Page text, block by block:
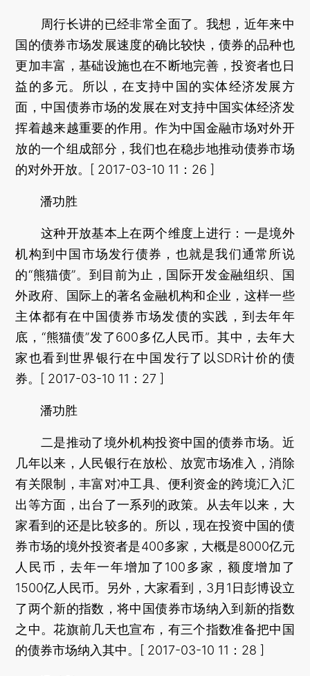
周行长讲的已经非常全面了。我想，近年来中
国的债券市场发展速度的确比较快，债券的品种也
更加丰富，基础设施也在不断地完善，投资者也日
益的多元。所以，在支持中国的实体经济发展方
面，中国债券市场的发展在对支持中国实体经济发
挥着越来越重要的作用。作为中国金融市场对外开
放的一个组成部分，我们也在稳步地推动债券市场
的对外开放。[ 2017-03-10 11：26 ]
潘功胜
这种开放基本上在两个维度上进行：一是境外
机构到中国市场发行债券，也就是我们通常所说
的“熊猫债”。到目前为止，国际开发金融组织、国
外政府、国际上的著名金融机构和企业，这样一些
主体都有在中国债券市场发债的实践，到去年年
底，“熊猫债”发了600多亿人民币。其中，去年大
家也看到世界银行在中国发行了以SDR计价的债
券。[ 2017-03-10 11：27 ]
潘功胜
二是推动了境外机构投资中国的债券市场。近
几年以来，人民银行在放松、放宽市场准入，消除
有关限制，丰富对冲工具、便利资金的跨境汇入汇
出等方面，出台了一系列的政策。从去年以来，大
家看到的还是比较多的。所以，现在投资中国的债
券市场的境外投资者是400多家，大概是8000亿元
人民币，去年一年增加了100多家，额度增加了
1500亿人民币。另外，大家看到，3月1日彭博设立
了两个新的指数，将中国债券市场纳入到新的指数
之中。花旗前几天也宣布，有三个指数准备把中国
的债券市场纳入其中。[ 2017-03-10 11：28 ]